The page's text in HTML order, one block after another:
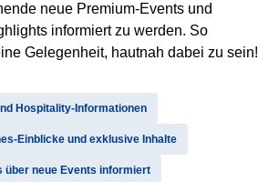
neue Premium-Events und
informiert zu werden. So
Gelegenheit, hautnah dabei zu sein!
Hospitality-Informationen
Einblicke und exklusive Inhalte
über neue Events informiert